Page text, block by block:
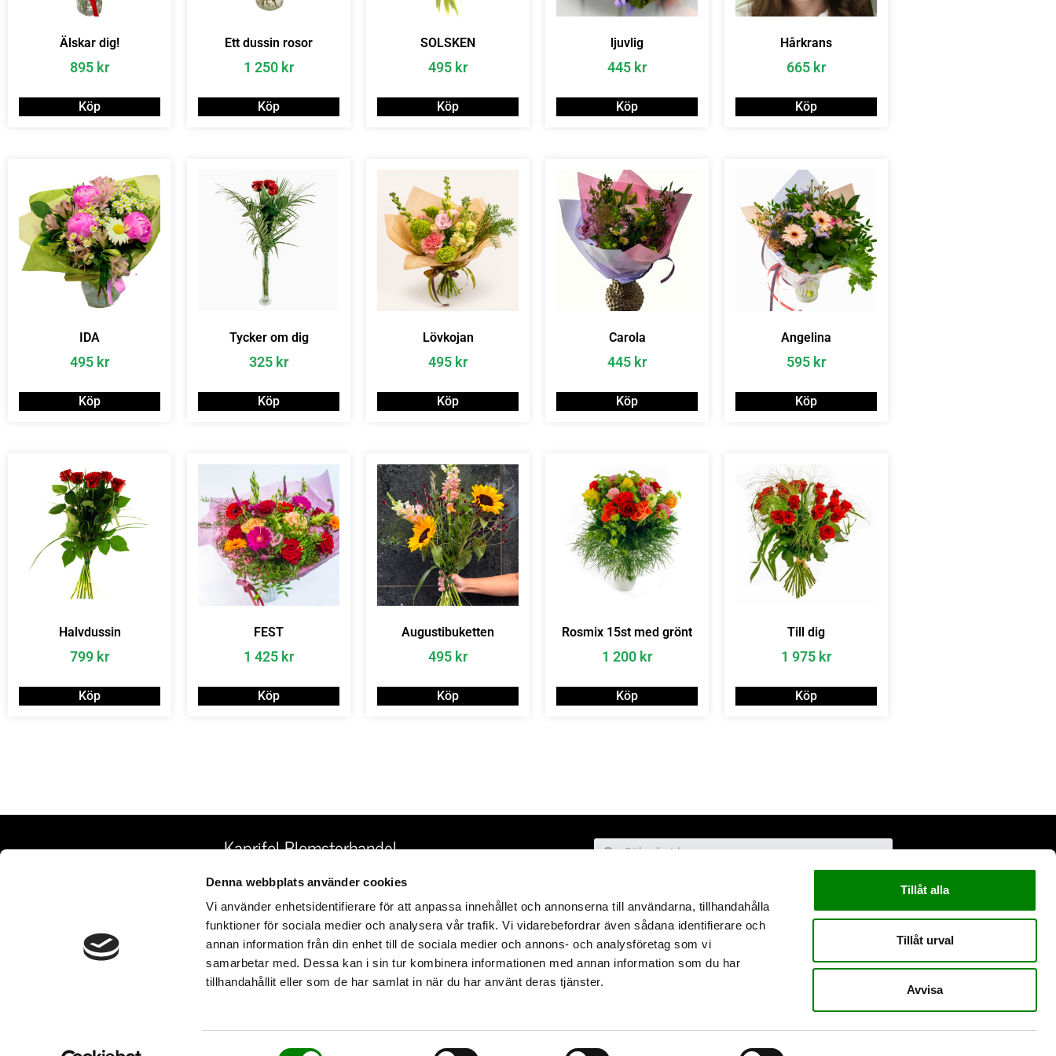
Denna webbplats använder cookies
Vi använder enhetsidentifierare för att anpassa innehållet och annonserna till användarna, tillhandahålla
funktioner för sociala medier och analysera vår trafik. Vi vidarebefordrar även sådana identifierare och
annan information från din enhet till de sociala medier och annons- och analysföretag som vi
samarbetar med. Dessa kan i sin tur kombinera informationen med annan information som du har
tillhandahållit eller som de har samlat in när du har använt deras tjänster.
Samtyckesval
Tillåt alla
Tillåt urval
Avvisa
Älskar dig!
895 kr
Köp
Ett dussin rosor
1 250 kr
Köp
SOLSKEN
495 kr
Köp
ljuvlig
445 kr
Köp
Hårkrans
665 kr
Köp
IDA
495 kr
Köp
Tycker om dig
325 kr
Köp
Lövkojan
495 kr
Köp
Carola
445 kr
Köp
Angelina
595 kr
Köp
Halvdussin
799 kr
Köp
FEST
1 425 kr
Köp
Augustibuketten
495 kr
Köp
Rosmix 15st med grönt
1 200 kr
Köp
Till dig
1 975 kr
Köp
BEGRAVNINGSBLOMMOR
Kaprifol Blomsterhandel
HORNSGATAN 109, 117 28 STOCKHOLM
INFO@KAPRIFOL.SE
08 - 669 30 00
SOMMARTIDER 2026
MÅNDAG – FREDAG
MIDSOMMARAFTON 9-15
09:00 – 18.00